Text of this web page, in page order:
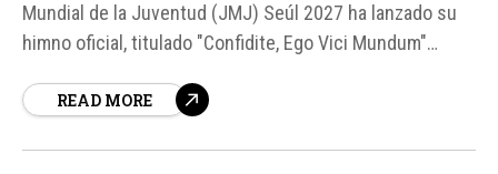
Mundial de la Juventud (JMJ) Seúl 2027 ha lanzado su
himno oficial, titulado "Confidite, Ego Vici Mundum"
de inspirar y unir a los jóvenes católicos de todo el
READ MORE